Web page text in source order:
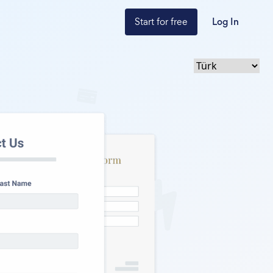
Start for free Log In